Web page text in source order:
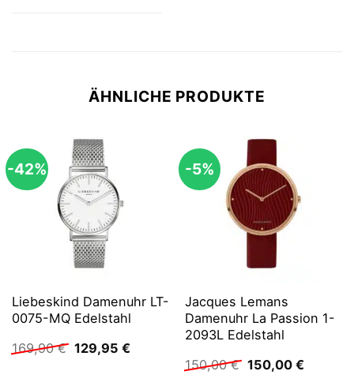
ÄHNLICHE PRODUKTE
-42%
Liebeskind Damenuhr LT-
0075-MQ Edelstahl
169,90€ Ursprünglicher
Preis
129,95 €Aktueller
-5%
Jacques Lemans
Damenuhr La Passion 1-
2093L Edelstahl
150,00€ Ursprünglicher
Preis
150,00 €